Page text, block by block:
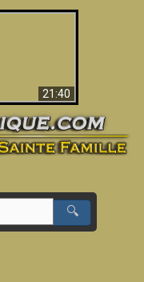
21:40
🔍